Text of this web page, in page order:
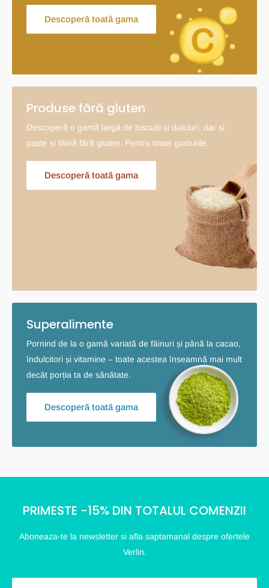
Descoperă toată gama
Produse fără gluten
Descoperă o gamă largă de biscuiți și dulciuri, dar și
paste si făină fără gluten. Pentru toate gusturile.
Descoperă toată gama
Superalimente
Pornind de la o gamă variată de făinuri și până la cacao,
îndulcitori și vitamine – toate acestea înseamnă mai mult
decât porția ta de sănătate.
Descoperă toată gama
PRIMESTE -15% DIN TOTALUL COMENZII
Aboneaza-te la newsletter si afla saptamanal despre ofertele
Verlin.